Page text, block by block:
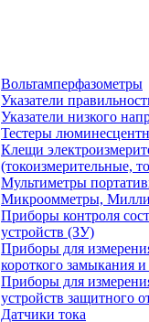
Вольтамперфазометры
Указатели
Указатели низкого
Тестеры
Клещи
(токоизмерительные,
Мультиметры
Микроомметры,
Приборы контроля
устройств (ЗУ)
Приборы для
короткого замыкания
Приборы для
устройств защитного
Датчики тока